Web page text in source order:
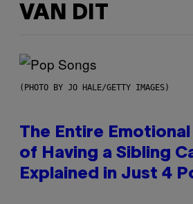
VAN DIT
(PHOTO BY JO HALE/GETTY IMAGES)
The Entire
of Having a Sibling
Explained in Just 4